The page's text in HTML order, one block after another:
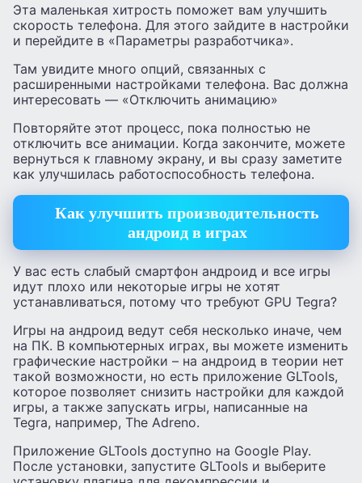
Эта маленькая хитрость поможет вам улучшить
скорость телефона. Для этого зайдите в настройки
и перейдите в «Параметры разработчика».
Там увидите много опций, связанных с
расширенными настройками телефона. Вас должна
интересовать — «Отключить анимацию»
Повторяйте этот процесс, пока полностью не
отключить все анимации. Когда закончите, можете
вернуться к главному экрану, и вы сразу заметите
как улучшилась работоспособность телефона.
Как улучшить производительность
андроид в играх
У вас есть слабый смартфон андроид и все игры
идут плохо или некоторые игры не хотят
устанавливаться, потому что требуют GPU Tegra?
Игры на андроид ведут себя несколько иначе, чем
на ПК. В компьютерных играх, вы можете изменить
графические настройки – на андроид в теории нет
такой возможности, но есть приложение GLTools,
которое позволяет снизить настройки для каждой
игры, а также запускать игры, написанные на
Tegra, например, The Adreno.
Приложение GLTools доступно на Google Play.
После установки, запустите GLTools и выберите